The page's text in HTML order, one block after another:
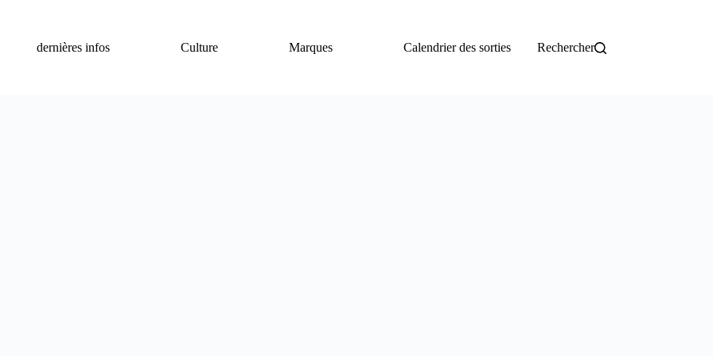
dernières infos
Culture Marques Calendrier des sorties Rechercher